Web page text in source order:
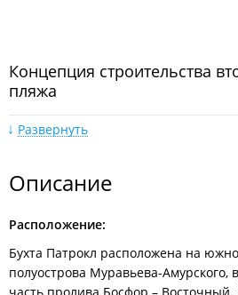
Концепция строительства
пляжа
Парк на Патрокле
Развернуть
Описание
Расположение:
Бухта Патрокл расположена на
полуострова Муравьева-Амурского,